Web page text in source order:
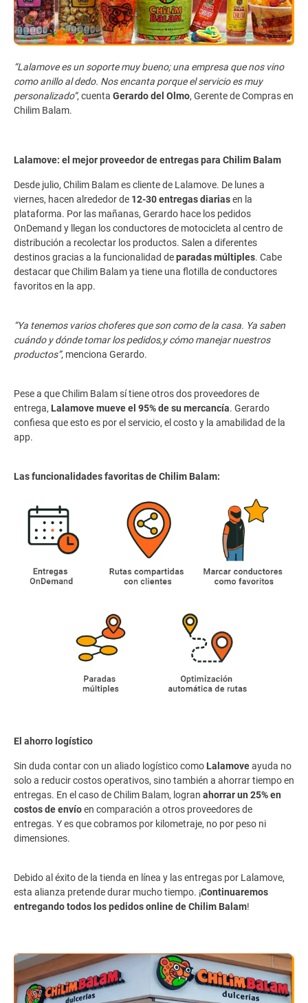
“Lalamove es un soporte muy bueno; una empresa que nos vino
como anillo al dedo. Nos encanta porque el servicio es muy
personalizado”, cuenta Gerardo del Olmo, Gerente de Compras en
Chilim Balam.
Lalamove: el mejor proveedor de entregas para Chilim Balam
Desde julio, Chilim Balam es cliente de Lalamove. De lunes a
viernes, hacen alrededor de 12-30 entregas diariasen la
plataforma. Por las mañanas, Gerardo hace los pedidos
OnDemand y llegan los conductores de motocicleta al centro de
distribución a recolectar los productos. Salen a diferentes
destinos gracias a la funcionalidad deparadas múltiples. Cabe
destacar que Chilim Balam ya tiene una flotilla de conductores
favoritos en la app.
“Ya tenemos varios choferes que son como de la casa. Ya saben
cuándo y dónde tomar los pedidos,y cómo manejar nuestros
productos”, menciona Gerardo.
Pese a que Chilim Balam sí tiene otros dos proveedores de
entrega, Lalamove mueve el 95% de su mercancía. Gerardo
confiesa que esto es por el servicio, el costo y la amabilidad de la
app.
Las funcionalidades favoritas de Chilim Balam:
El ahorro logístico
Sin duda contar con un aliado logístico como Lalamoveayuda no
solo a reducir costos operativos, sino también a ahorrar tiempo en
entregas. En el caso de Chilim Balam, logran ahorrar un 25% en
costos de envíoen comparación a otros proveedores de
entregas. Y es que cobramos por kilometraje, no por peso ni
dimensiones.
Debido al éxito de la tienda en línea y las entregas por Lalamove,
esta alianza pretende durar mucho tiempo. ¡Continuaremos
entregando todos los pedidos online de Chilim Balam!